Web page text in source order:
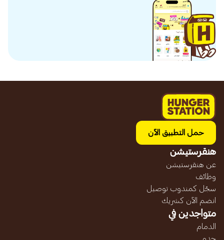
حمل التطبيق الآن
هنقرستيشن
عن هنقرستيشن
وظائف
سجّل كمندوب توصيل
انضم الآن كشريك
متواجدين في
الدمام